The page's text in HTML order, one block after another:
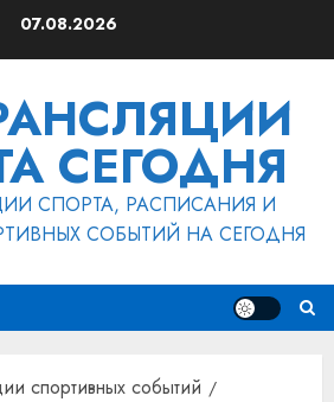
07.08.2026
СЕГОДНЯ
СПОРТА, РАСПИСАНИЯ И
СОБЫТИЙ НА СЕГОДНЯ
спортивных событий